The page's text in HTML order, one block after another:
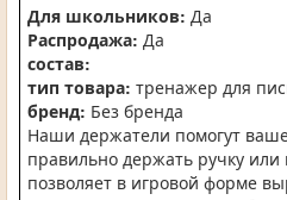
Для школьников: Да
Распродажа: Да
состав:
тип товара: тренажер для
бренд: Без бренда
Наши держатели помогут
правильно держать ручку
позволяет в игровой форме